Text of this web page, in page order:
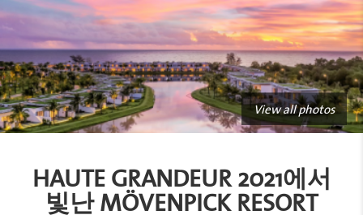
View all photos
HAUTE GRANDEUR 2021에서
빛난 MÖVENPICK RESORT